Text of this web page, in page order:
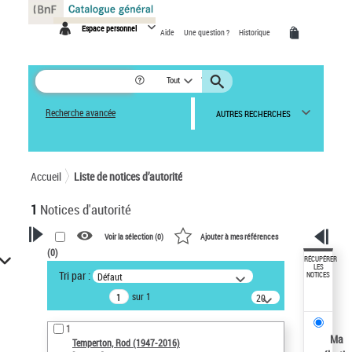
Espace personnel Aide Une question ? Historique
Tout
Recherche avancée AUTRES RECHERCHES
Accueil Liste de notices d’autorité
1 Notices d'autorité
VOTRE RECHERCHE
Recherche avancée dans les
notices d’autorité
Œuvres liées à l'auteur :
Temperton, Rod (1947-2016)
Voir la sélection (0) Ajouter à mes références
(0)
Tri par : Défaut
sur 1
20
résultats/page
1
Temperton, Rod (1947-2016)
RÉCUPÉRER
LES
NOTICES
Ma
Panneau de gestion des cookies